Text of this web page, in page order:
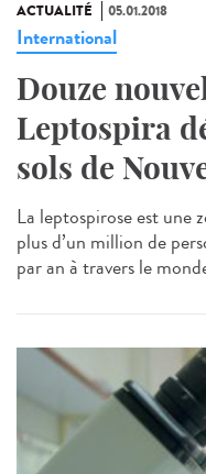
ACTUALITÉ 05.01.2018
International
Douze
Leptospira
sols de
La leptospirose est une
plus d’un million de
par an à travers le